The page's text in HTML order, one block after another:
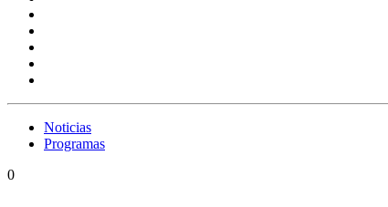
Noticias
Programas
0